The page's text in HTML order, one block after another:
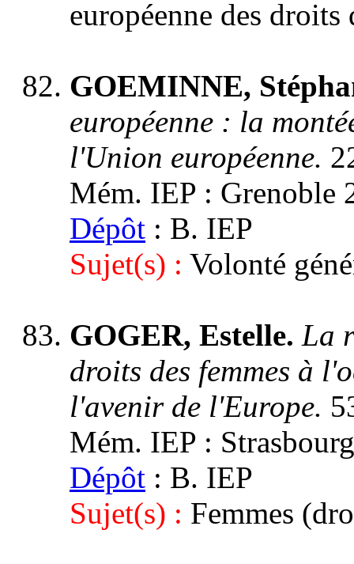
européenne des droits
GOEMINNE,
européenne : la
l'Union européenne.
Mém. IEP : Grenoble
Dépôt : B. IEP
Sujet(s) : Volonté
GOGER, Estelle. La
droits des femmes à
l'avenir de l'Europe.
Mém. IEP :
Dépôt : B. IEP
Sujet(s) : Femmes